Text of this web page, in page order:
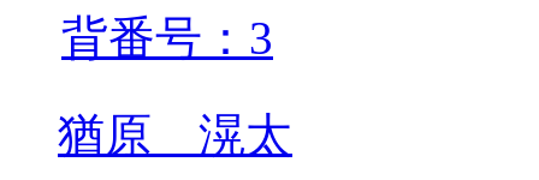
背番号：3
猶原 滉太